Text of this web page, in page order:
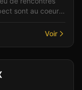
Voir